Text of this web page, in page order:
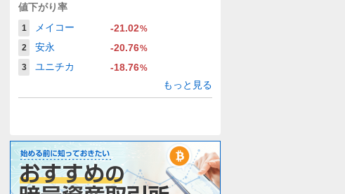
値下がり率
1 メイコー -21.02%
2
安永 -20.76%
3
ユニチカ -18.76%
もっと見る